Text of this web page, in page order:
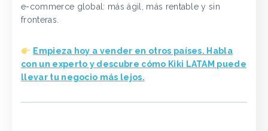
e-commerce global: más ágil, más rentable y sin
fronteras.
Empieza hoy a vender en otros países. Habla
con un experto y descubre cómo Kiki LATAM puede
llevar tu negocio más lejos.